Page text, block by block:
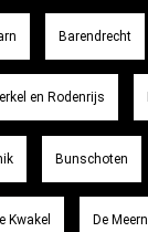
Barendrecht
en Rodenrijs
Bunschoten
Kwakel De Meern